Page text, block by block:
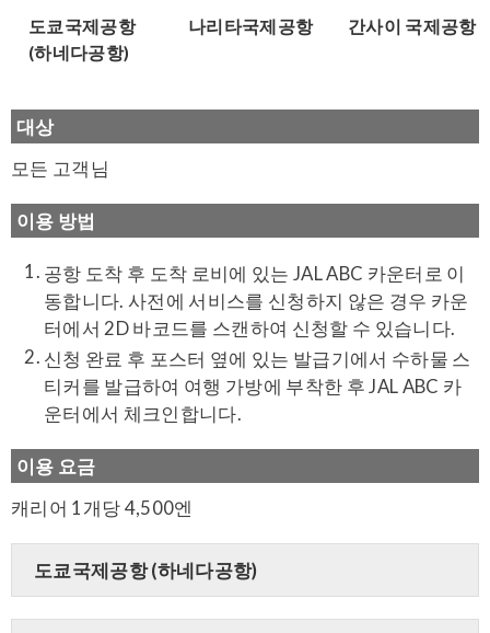
도쿄국제공항
(하네다공항)
나리타국제공항 간사이 국제공항
대상
모든 고객님
이용 방법
공항 도착 후 도착 로비에 있는 JAL ABC 카운터로 이
동합니다. 사전에 서비스를 신청하지 않은 경우 카운
터에서 2D 바코드를 스캔하여 신청할 수 있습니다.
신청 완료 후 포스터 옆에 있는 발급기에서 수하물 스
티커를 발급하여 여행 가방에 부착한 후 JAL ABC 카
운터에서 체크인합니다.
이용 요금
캐리어 1개당 4,500엔
도쿄국제공항 (하네다공항)